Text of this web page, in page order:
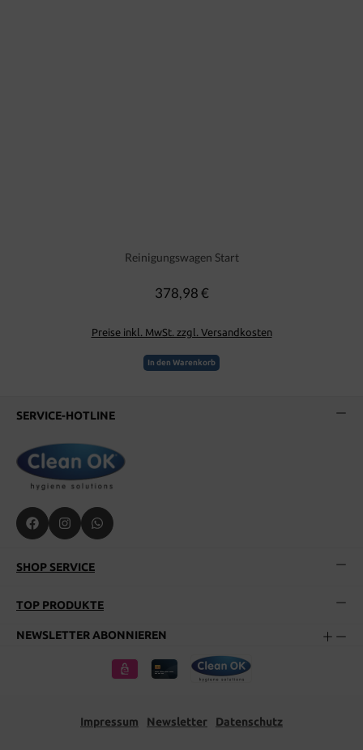
Reinigungswagen Start
Regulärer Preis:
378,98 €
Preise inkl. MwSt. zzgl. Versandkosten
In den Warenkorb
SERVICE-HOTLINE
SHOP SERVICE
TOP PRODUKTE
NEWSLETTER ABONNIEREN
Impressum Newsletter Datenschutz